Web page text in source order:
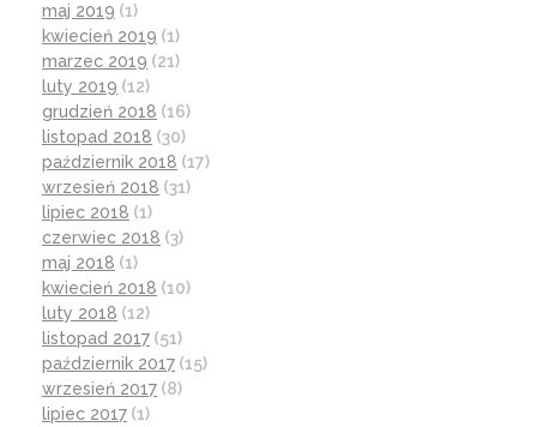
maj 2019 (1)
kwiecień 2019 (1)
marzec 2019 (21)
luty 2019 (12)
grudzień 2018 (16)
listopad 2018 (30)
październik 2018 (17)
wrzesień 2018 (31)
lipiec 2018 (1)
czerwiec 2018 (3)
maj 2018 (1)
kwiecień 2018 (10)
luty 2018 (12)
listopad 2017 (51)
październik 2017 (15)
wrzesień 2017 (8)
lipiec 2017 (1)